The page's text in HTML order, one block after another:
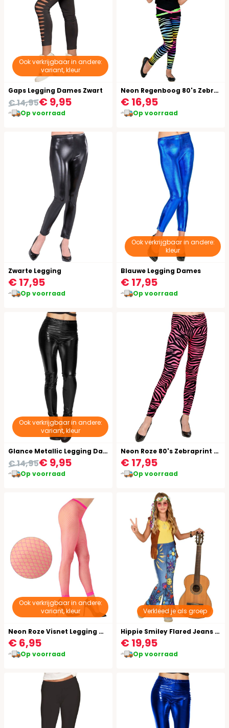
Ook verkrijgbaar in andere:
variant, kleur
Gaps Legging Dames Zwart
€ 9,95
€ 14,95
Op voorraad
Neon Regenboog 80's Zebraprint Legging Kind
€ 16,95
Op voorraad
Zwarte Legging
€ 17,95
Op voorraad
Ook verkrijgbaar in andere:
kleur
Blauwe Legging Dames
€ 17,95
Op voorraad
Ook verkrijgbaar in andere:
variant, kleur
Glance Metallic Legging Dames Zwart
€ 9,95
€ 14,95
Op voorraad
Neon Roze 80's Zebraprint Legging
€ 17,95
Op voorraad
Ook verkrijgbaar in andere:
variant, kleur
Neon Roze Visnet Legging One-Size-Volwassenen
€ 6,95
Op voorraad
Verkleed je als groep
Hippie Smiley Flared Jeans Legging Kind
€ 19,95
Op voorraad